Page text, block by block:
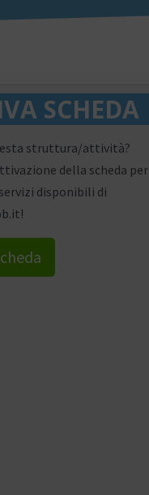
SCHEDA
struttura/attività?
della scheda per
disponibili di